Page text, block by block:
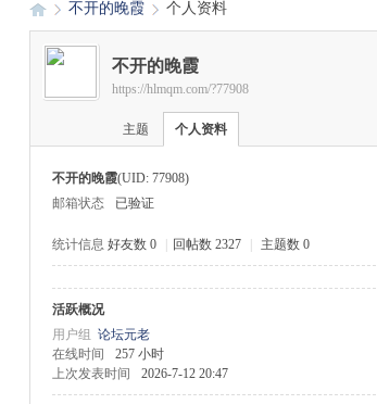
›
不开的晚霞 个人资料
不开的晚霞
https://hlmqm.com/?77908
主题 个人资料
不开的晚霞(UID: 77908)
邮箱状态
已验证
统计信息 好友数 0 回帖数 2327 主题数 0
活跃概况
用户组 论坛元老
在线时间
257 小时
上次发表时间
2026-7-12 20:47